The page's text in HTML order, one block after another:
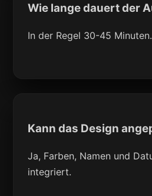
Wie lange dauert der
In der Regel 30-45 Minuten.
Kann das Design
Ja, Farben, Namen und
integriert.